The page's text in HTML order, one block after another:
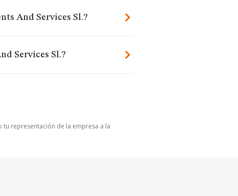
And Services Sl.?
Services Sl.?
tu representación de la empresa a la